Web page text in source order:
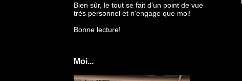
Bien sûr, le tout se fait d'un point de vue
très personnel et n'engage que moi!
Bonne lecture!
Moi...